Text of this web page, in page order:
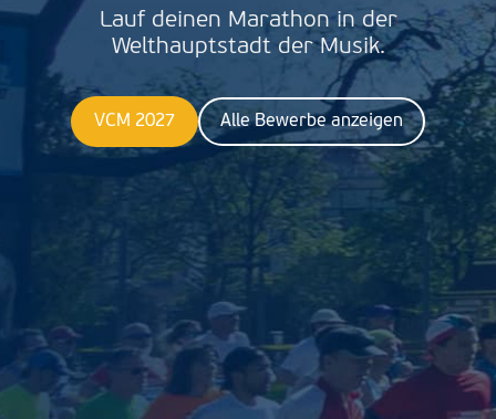
Lauf deinen Marathon in der
Welthauptstadt der Musik.
VCM 2027 Alle Bewerbe anzeigen